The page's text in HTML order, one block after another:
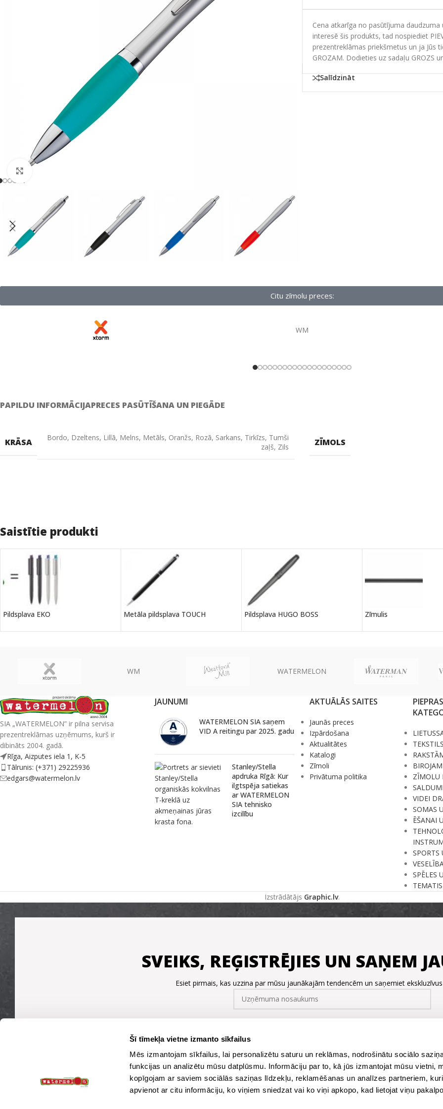
Šī tīmekļa vietne izmanto sīkfailus
Mēs izmantojam sīkfailus, lai personalizētu saturu un reklāmas, nodrošinātu sociālo
funkcijas un analizētu mūsu datplūsmu. Informāciju par to, kā jūs izmantojat mūsu vietni,
kopīgojam ar saviem sociālās saziņas līdzekļu, reklamēšanas un analīzes partneriem,
apvienot ar citu informāciju, ko viņiem sniedzat vai ko viņi apkopo, kad lietojat viņu
Cena atkarīga no pasūtījuma daudzuma
interesē šis produkts, tad nospiediet
prezentreklāmas priekšmetus un ja Jūs
GROZAM. Dodieties uz sadaļu GROZS
Salīdzināt
Citu zīmolu preces:
WM
PAPILDU INFORMĀCIJAPRECES PASŪTĪŠANA UN PIEGĀDE
KRĀSA Bordo, Dzeltens, Lillā, Melns, Metāls, Oranžs, Rozā, Sarkans, Tirkīzs, Tumši
zaļš, Zils ZĪMOLS
Saistītie produkti
Pildsplava EKO Metāla pildsplava TOUCH Pildsplava HUGO BOSS Zīmulis
WM WATERMELON
SIA „WATERMELON” ir pilna servisa
prezentreklāmas uzņēmums, kurš ir
dibināts 2004. gadā.
Rīga, Aizputes iela 1, K-5
Tālrunis: (+371) 29225936
edgars@watermelon.lv
JAUNUMI
WATERMELON SIA saņem
VID A reitingu par 2025. gadu
Stanley/Stella
apdruka Rīgā: Kur
ilgtspēja satiekas
ar WATERMELON
SIA tehnisko
izcilību
AKTUĀLĀS SAITES
Jaunās preces
Izpārdošana
Aktualitātes
Katalogi
Zīmoli
Privātuma politika
TEKSTILS
BIROJAM
ZĪMOLU
SALDUMI
VIDEI
SOMAS
ĒŠANAI
SPORTS
SPĒLES
Izstrādātājs Graphic.lv.
SVEIKS, REĢISTRĒJIES UN SAŅEM
Esiet pirmais, kas uzzina par mūsu jaunākajām tendencēm un saņemiet